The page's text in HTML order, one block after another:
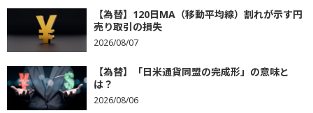
【為替】120日MA（移動平均線）割れが示す円
売り取引の損失
2026/08/07
【為替】「日米通貨同盟の完成形」の意味と
は？
2026/08/06